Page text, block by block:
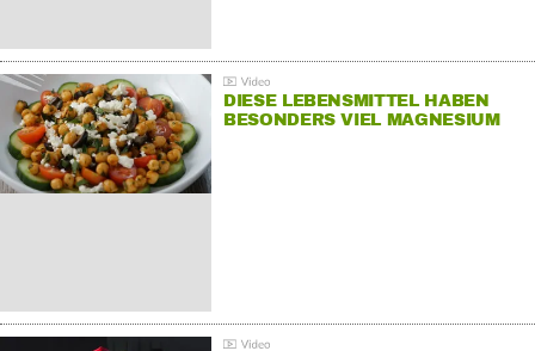
DIESE LEBENSMITTEL HABEN
BESONDERS VIEL MAGNESIUM